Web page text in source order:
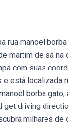
rua manoel
martim de sá na
com suas
está localizada
borba
get driving
milhares